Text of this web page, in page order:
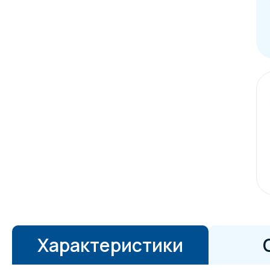
Характеристики